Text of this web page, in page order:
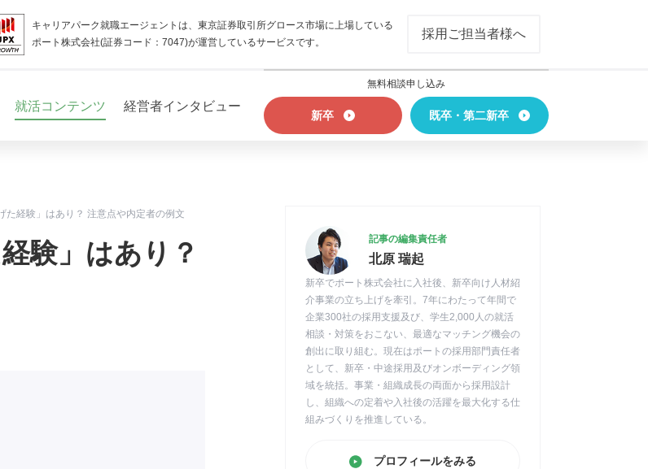
キャリアパーク就職エージェントは、東京証券取引所グロース市場に上場している
ポート株式会社(証券コード：7047)が運営しているサービスです。
採用ご担当者様へ
就活コンテンツ 経営者インタビュー
無料相談申し込み
新卒 既卒・第二新卒
た経験」はあり？ 注意点や内定者の例文
験」はあり？
記事の編集責任者
北原 瑞起
新卒でポート株式会社に入社後、新卒向け人材紹
介事業の立ち上げを牽引。7年にわたって年間で
企業300社の採用支援及び、学生2,000人の就活
相談・対策をおこない、最適なマッチング機会の
創出に取り組む。現在はポートの採用部門責任者
として、新卒・中途採用及びオンボーディング領
域を統括。事業・組織成長の両面から採用設計
し、組織への定着や入社後の活躍を最大化する仕
組みづくりを推進している。
プロフィールをみる